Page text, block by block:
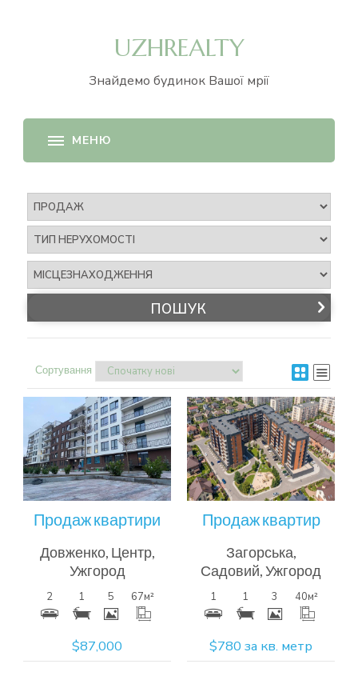
UZHREALTY
Знайдемо будинок Вашої мрії
Сортування
Більш
детальна
інформація
Продаж квартири
Довженко, Центр,
Ужгород
2 1 5 67м²
$87,000
Більш
детальна
інформація
Продаж квартир
Загорська,
Садовий, Ужгород
1 1 3 40м²
$780 за кв. метр